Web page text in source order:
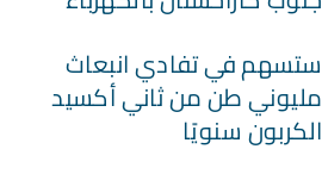
ستسهم في تفادي انبعاث
مليوني طن من ثاني أكسيد
الكربون سنويًا